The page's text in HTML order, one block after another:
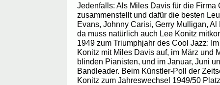
Jedenfalls: Als Miles Davis für die Firma
zusammenstellt und dafür die besten
Evans, Johnny Carisi, Gerry Mulligan,
da muss natürlich auch Lee Konitz
1949 zum Triumphjahr des Cool Jazz:
Konitz mit Miles Davis auf, im März und
blinden Pianisten, und im Januar, Juni
Bandleader. Beim Künstler-Poll der
Konitz zum Jahreswechsel 1949/50